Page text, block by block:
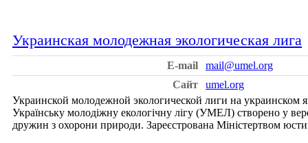
Украинская молодежная экологическая лига
E-mail
mail@umel.org
Сайт
umel.org
Украинской молодежной экологической лиги на украинском
Українську молодіжну екологічну лігу (УМЕЛ) створено у
дружин з охорони природи. Зареєстрована Міністертвом